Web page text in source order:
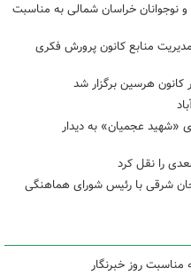
نوجوانان خراسان شمالی به مناسبت
منابع کانون پرورش فکری
کانون هرسین برگزار شد
«شهید عجمیان» به دیدار
را نقل کرد
شرقی با رئیس شورای هماهنگی
مناسبت روز خبرنگار